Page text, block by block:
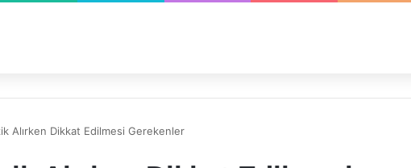
Alırken Dikkat Edilmesi Gerekenler